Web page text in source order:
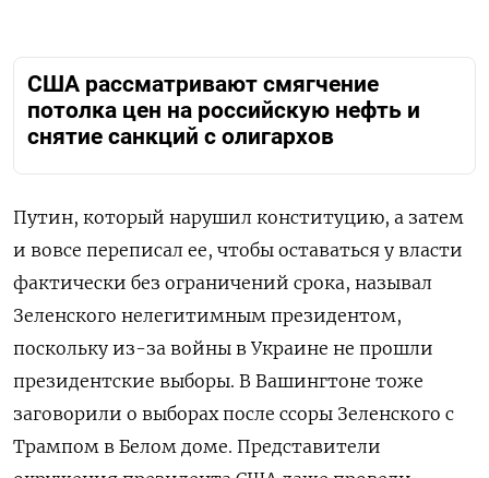
США рассматривают смягчение
потолка цен на российскую нефть и
снятие санкций с олигархов
Путин, который нарушил конституцию, а затем
и вовсе переписал ее, чтобы оставаться у власти
фактически без ограничений срока, называл
Зеленского нелегитимным президентом,
поскольку из-за войны в Украине не прошли
президентские выборы. В Вашингтоне тоже
заговорили о выборах после ссоры Зеленского с
Трампом в Белом доме. Представители